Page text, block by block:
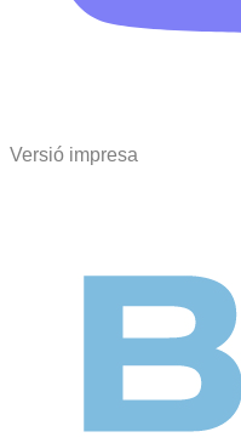
Versió impresa